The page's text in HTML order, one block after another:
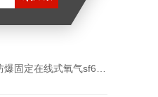
线式氧气sf6氟利昂泄露检测仪器